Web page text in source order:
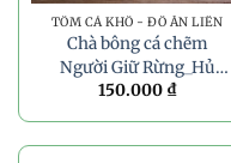
TÔM CÁ KHÔ - ĐỒ ĂN LIỀN
Chà bông cá chẽm
Người Giữ Rừng_Hủ
70g
150.000 ₫